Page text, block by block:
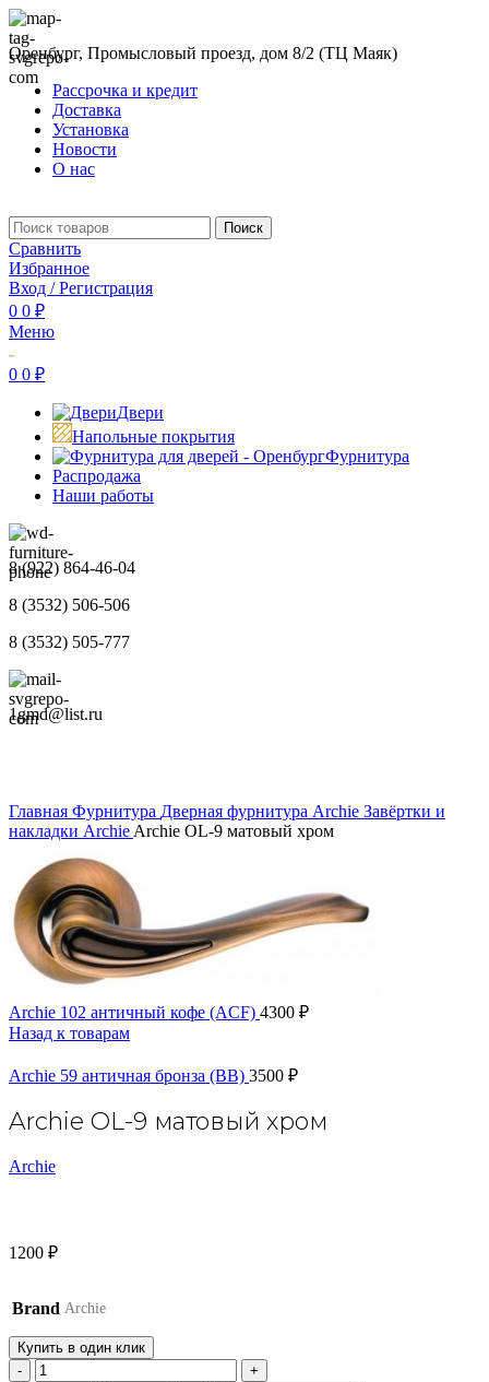
Оренбург, Промысловый проезд, дом 8/2 (ТЦ Маяк)
Рассрочка и кредит
Доставка
Установка
Новости
О нас
Поиск
Сравнить
Избранное
Вход / Регистрация
0 0 ₽
Меню
0 0 ₽
Двери
Напольные покрытия
Фурнитура
Распродажа
Наши работы
8 (922) 864-46-04
8 (3532) 506-506
8 (3532) 505-777
1gmd@list.ru
Главная Фурнитура Дверная фурнитура Archie Завёртки и
накладки Archie Archie OL-9 матовый хром
Archie 102 античный кофе (ACF) 4300 ₽
Назад к товарам
Archie 59 античная бронза (BB) 3500 ₽
Archie OL-9 матовый хром
Archie
1200 ₽
Brand Archie
Купить в один клик
Количество